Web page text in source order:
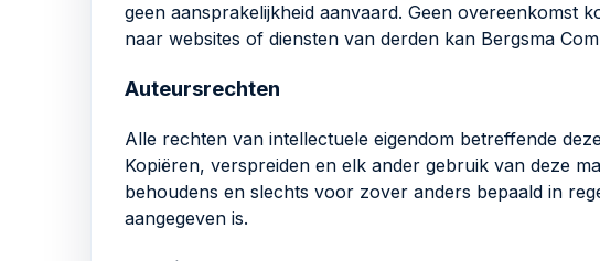
geen aansprakelijkheid aanvaard. Geen overeenkomst
naar websites of diensten van derden kan Bergsma
Auteursrechten
Alle rechten van intellectuele eigendom betreffende
Kopiëren, verspreiden en elk ander gebruik van deze
behoudens en slechts voor zover anders bepaald in
aangegeven is.